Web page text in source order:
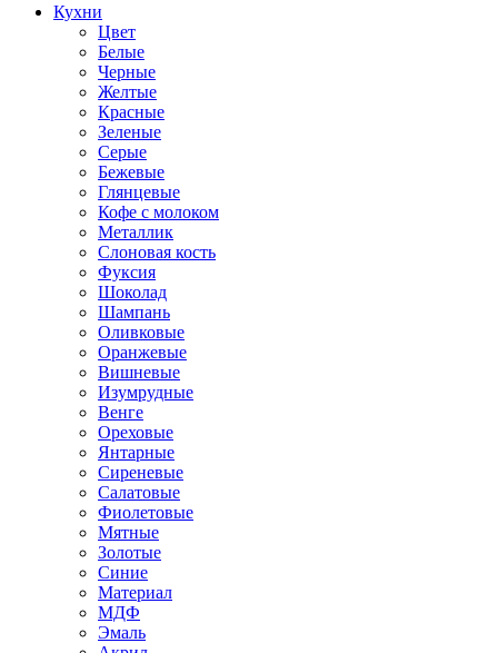
Кухни
Цвет
Белые
Черные
Желтые
Красные
Зеленые
Серые
Бежевые
Глянцевые
Кофе с молоком
Металлик
Слоновая кость
Фуксия
Шоколад
Шампань
Оливковые
Оранжевые
Вишневые
Изумрудные
Венге
Ореховые
Янтарные
Сиреневые
Салатовые
Фиолетовые
Мятные
Золотые
Синие
Материал
МДФ
Эмаль